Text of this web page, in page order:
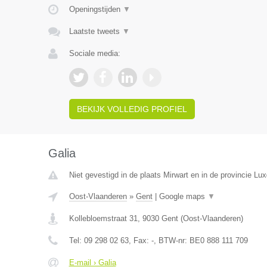
Openingstijden ▼
Laatste tweets ▼
Sociale media:
BEKIJK VOLLEDIG PROFIEL
Galia
Niet gevestigd in de plaats Mirwart en in de provincie
Oost-Vlaanderen» Gent| Google maps ▼
Kollebloemstraat 31, 9030 Gent(Oost-Vlaanderen)
Tel: 09 298 02 63, Fax: -, BTW-nr: BE0 888 111 709
E-mail › Galia